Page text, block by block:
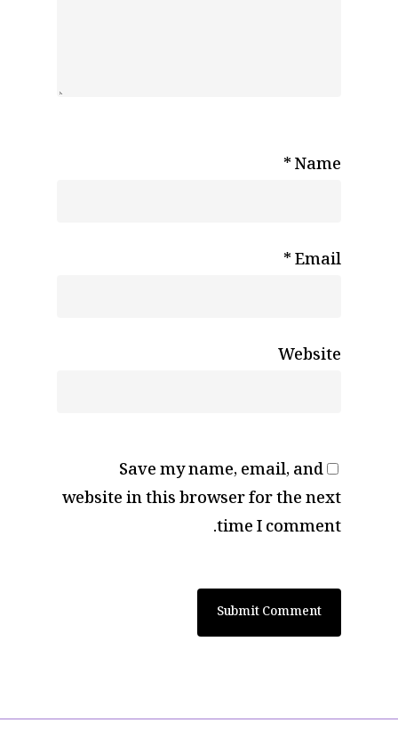
Name
*
Email
*
Website
Save my name, email, and
website in this browser for the next
time I comment.